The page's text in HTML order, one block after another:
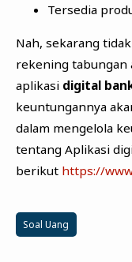
Tersedia
Nah, sekarang
rekening tabungan
aplikasi digital
keuntungannya
dalam mengelola
tentang Aplikasi
berikut https://
Soal Uang